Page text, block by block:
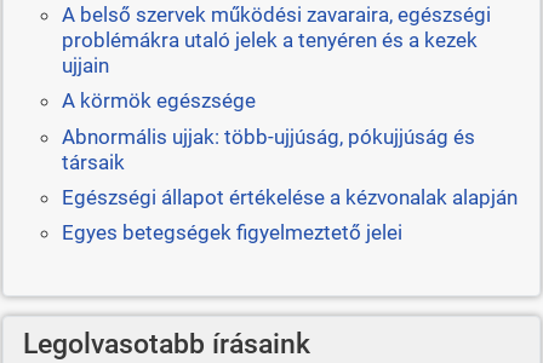
A belső szervek működési zavaraira, egészségi
problémákra utaló jelek a tenyéren és a kezek
ujjain
A körmök egészsége
Abnormális ujjak: több-ujjúság, pókujjúság és
társaik
Egészségi állapot értékelése a kézvonalak alapján
Egyes betegségek figyelmeztető jelei
Legolvasotabb írásaink